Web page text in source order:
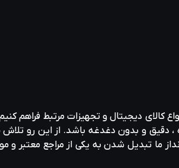
کالای دیجیتال و تجهیزات مرتبط فراهم
دقیق و بدون دغدغه باشد. از این رو تلاش
ما تبدیل شدن به یکی از مراجع معتبر و